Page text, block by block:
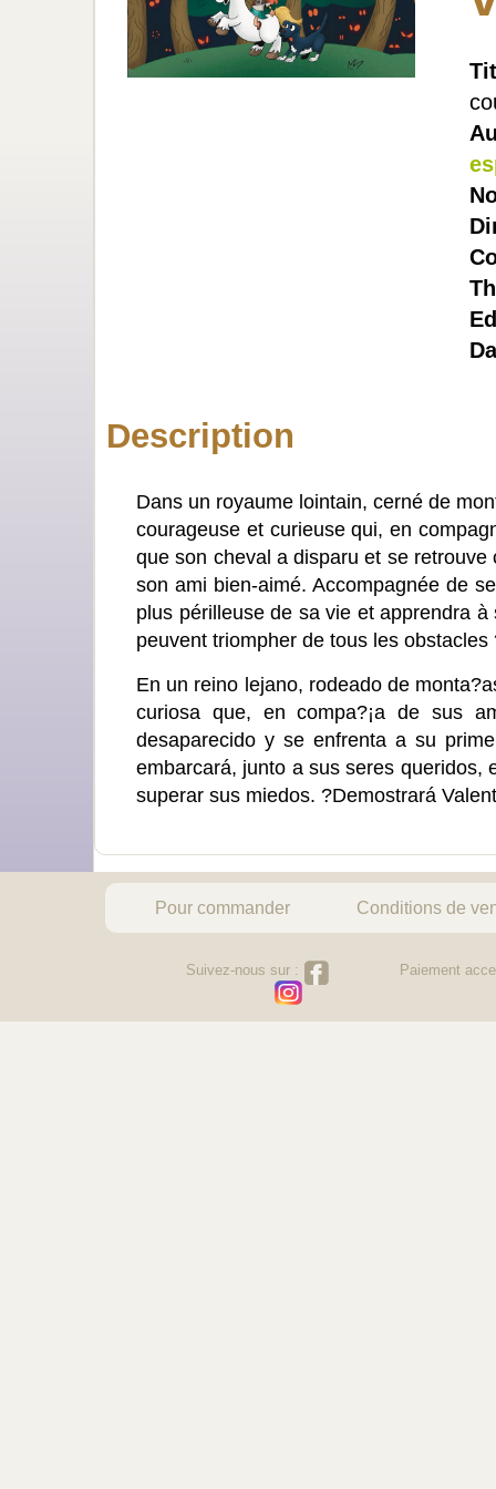
Description
Dans un royaume lointain, cerné de
courageuse et curieuse qui, en
que son cheval a disparu et se
son ami bien-aimé. Accompagnée de
plus périlleuse de sa vie et apprendra
peuvent triompher de tous les obstacles
En un reino lejano, rodeado de
curiosa que, en compa?¡a de sus
desaparecido y se enfrenta a su
embarcará, junto a sus seres queridos,
superar sus miedos. ?Demostrará
Pour commander Conditions de
Suivez-nous sur : Paiement